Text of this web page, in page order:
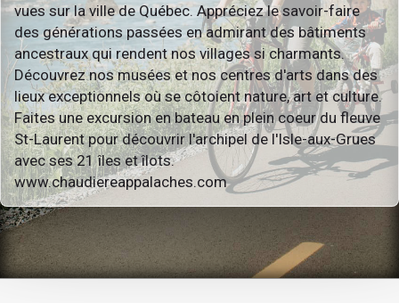
vues sur la ville de Québec. Appréciez le savoir-faire
des générations passées en admirant des bâtiments
ancestraux qui rendent nos villages si charmants.
Découvrez nos musées et nos centres d'arts dans des
lieux exceptionnels où se côtoient nature, art et culture.
Faites une excursion en bateau en plein coeur du fleuve
St-Laurent pour découvrir l'archipel de l'Isle-aux-Grues
avec ses 21 îles et îlots.
www.chaudiereappalaches.com